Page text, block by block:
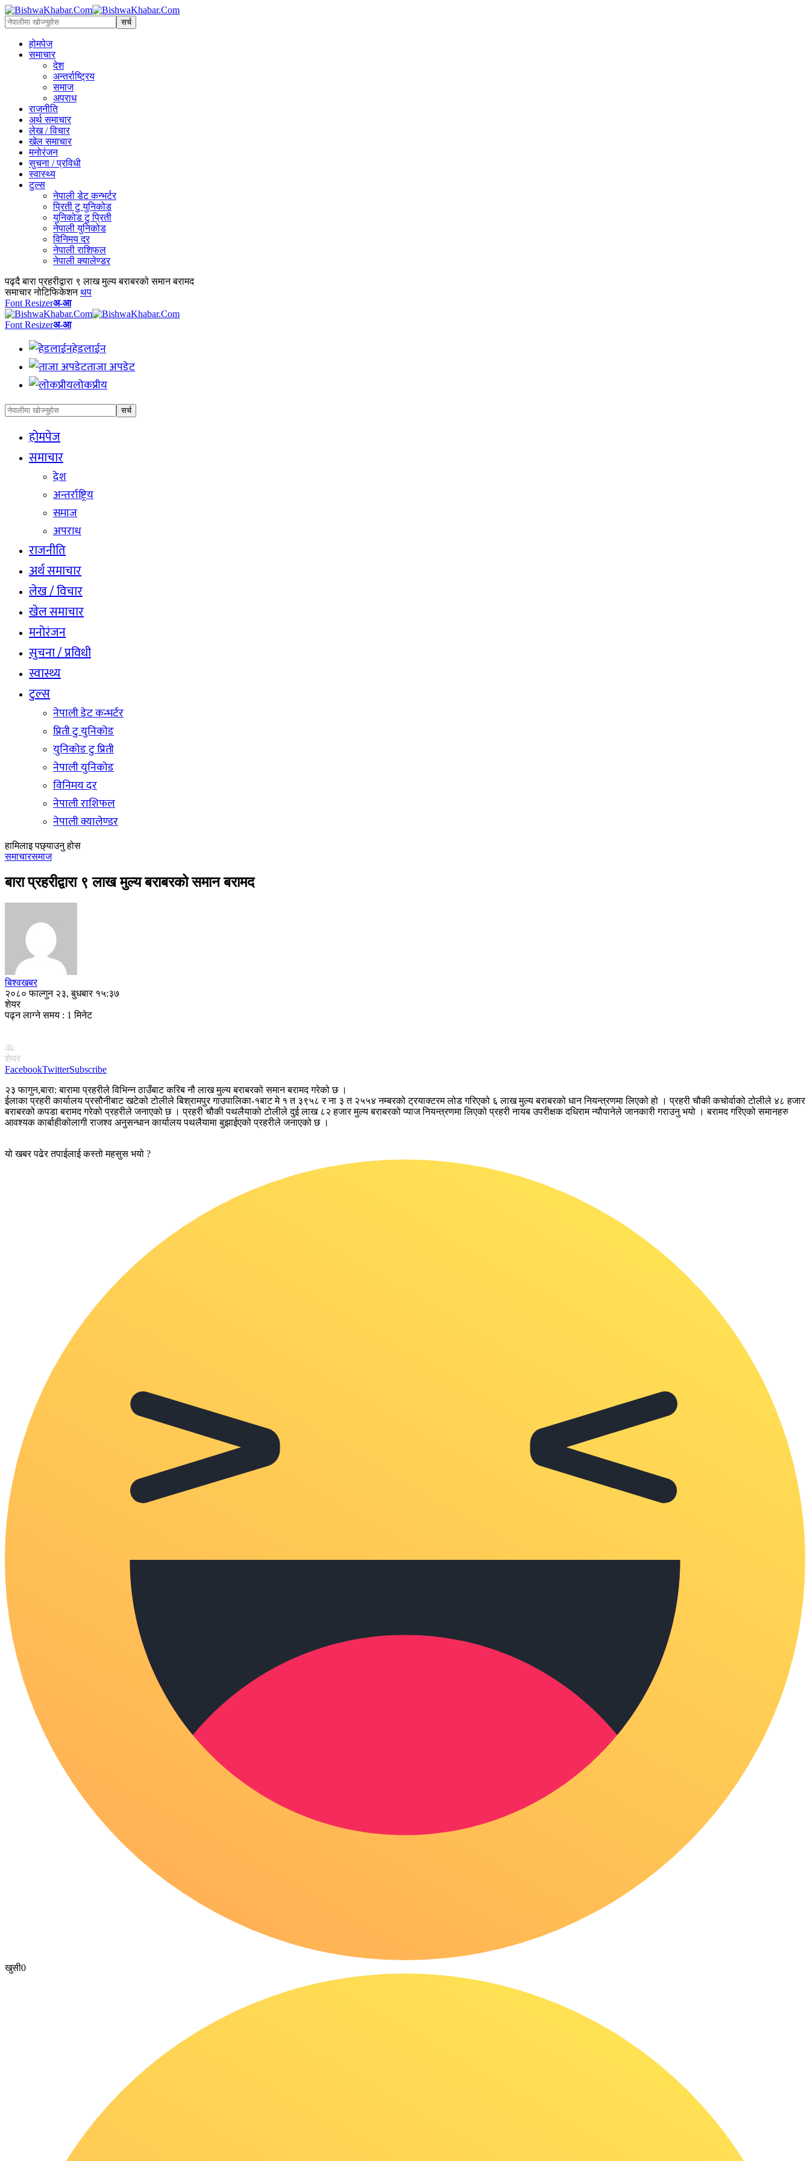
होमपेज
समाचार
देश
अन्तर्राष्ट्रिय
समाज
अपराध
राजनीति
अर्थ समाचार
लेख / विचार
खेल समाचार
मनोरंजन
सुचना / प्रविधी
स्वास्थ्य
टुल्स
नेपाली डेट कन्भर्टर
प्रिती टु युनिकोड
युनिकोड टु प्रिती
नेपाली युनिकोड
विनिमय दर
नेपाली राशिफल
नेपाली क्यालेण्डर
पढ्दै बारा प्रहरीद्वारा ९ लाख मुल्य बराबरको समान बरामद
समाचार नोटिफिकेशन थप
Font Resizerअ-आ
Font Resizerअ-आ
हेडलाईन
ताजा अपडेट
लोकप्रीय
होमपेज
समाचार
देश
अन्तर्राष्ट्रिय
समाज
अपराध
राजनीति
अर्थ समाचार
लेख / विचार
खेल समाचार
मनोरंजन
सुचना / प्रविधी
स्वास्थ्य
टुल्स
नेपाली डेट कन्भर्टर
प्रिती टु युनिकोड
युनिकोड टु प्रिती
नेपाली युनिकोड
विनिमय दर
नेपाली राशिफल
नेपाली क्यालेण्डर
हामिलाइ पछ्याउनु होस
समाचारसमाज
बारा प्रहरीद्वारा ९ लाख मुल्य बराबरको समान बरामद
बिश्वखबर
२०८० फाल्गुन २३, बुधबार १५:३७
शेयर
पढ्न लाग्ने समय : 1 मिनेट
4k
शेयर
FacebookTwitterSubscribe
२३ फागुन,बारा: बारामा प्रहरीले विभिन्न ठाउँबाट करिब नौ लाख मुल्य बराबरको समान बरामद गरेको छ ।
ईलाका प्रहरी कार्यालय प्रसौनीबाट खटेको टोलीले बिश्रामपुर गाउपालिका-१बाट मे १ त ३९५८ र ना ३ त २५५४ नम्बरको ट्रयाक्टरम लोड गरिएको ६ लाख मुल्य बराबरको धान नियन्त्रणमा लिएको हो । प्रहरी चौकी कचोर्वाको टोलीले ४८ हजार
बराबरको कपडा बरामद गरेको प्रहरीले जनाएको छ । प्रहरी चौकी पथलैयाको टोलीले दुई लाख ८२ हजार मुल्य बराबरको प्याज नियन्त्रणमा लिएको प्रहरी नायब उपरीक्षक दधिराम न्यौपानेले जानकारी गराउनु भयो । बरामद गरिएको समानहरु
आवश्यक कार्बाहीकोलागी राजश्व अनुसन्धान कार्यालय पथलैयामा बुझाईएको प्रहरीले जनाएको छ ।
यो खबर पढेर तपाईलाई कस्तो महसुस भयो ?
खुसी0